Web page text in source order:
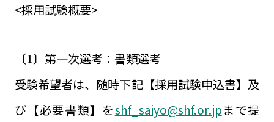
<採用試験概要>
〔1〕第一次選考：書類選考
受験希望者は、随時下記【採用試験申込書】及
び【必要書類】をshf_saiyo@shf.or.jpまで提